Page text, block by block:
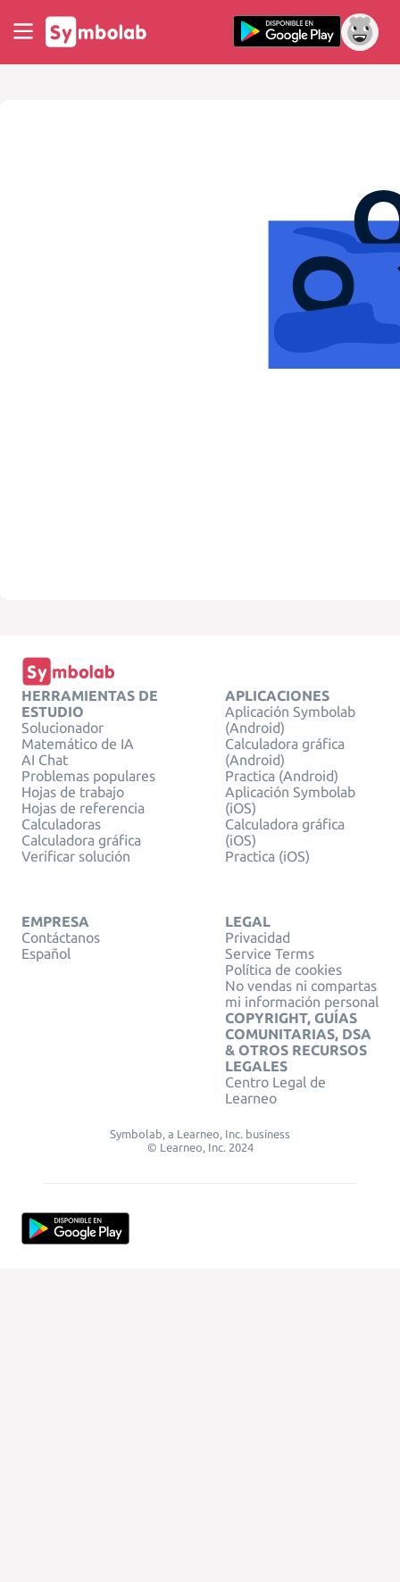
HERRAMIENTAS DE
ESTUDIO
Solucionador
Matemático de IA
AI Chat
Problemas populares
Hojas de trabajo
Hojas de referencia
Calculadoras
Calculadora gráfica
Verificar solución
APLICACIONES
Aplicación Symbolab
(Android)
Calculadora gráfica
(Android)
Practica (Android)
Aplicación Symbolab
(iOS)
Calculadora gráfica
(iOS)
Practica (iOS)
EMPRESA
Contáctanos
Español
LEGAL
Privacidad
Service Terms
Política de cookies
No vendas ni compartas
mi información personal
COPYRIGHT, GUÍAS
COMUNITARIAS, DSA
& OTROS RECURSOS
LEGALES
Centro Legal de
Learneo
Symbolab, a Learneo, Inc. business
© Learneo, Inc. 2024